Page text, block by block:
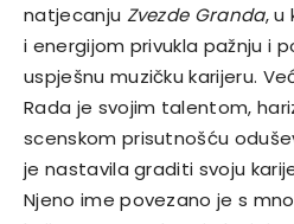
natjecanju Zvezde Granda, u
i energijom privukla pažnju i
uspješnu muzičku karijeru.
Rada je svojim talentom,
scenskom prisutnošću
je nastavila graditi svoju
Njeno ime povezano je s